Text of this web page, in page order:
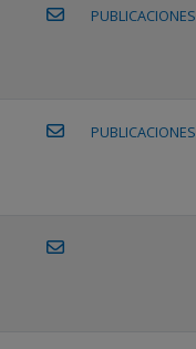
PUBLICACIONES
PUBLICACIONES